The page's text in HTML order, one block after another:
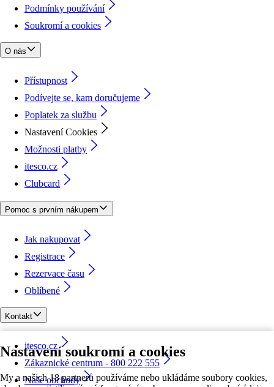
Nastavení soukromí a cookies
My a našich 18 partnerů používáme nebo ukládáme soubory cookies,
Podmínky používání
Soukromí a cookies
O nás
Přístupnost
Podívejte se, kam doručujeme
Poplatek za službu
Nastavení Cookies
Možnosti platby
itesco.cz
Clubcard
Pomoc s prvním nákupem
Jak nakupovat
Registrace
Rezervace času
Oblíbené
Kontakt
itesco.cz
Zákaznické centrum - 800 222 555
Naše obchody